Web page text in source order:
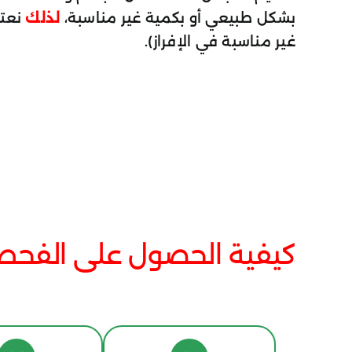
بشكل طبيعي أو بكمية غير مناسبة، لذلك
غير مناسبة في الإفراز).
كيفية الحصول على